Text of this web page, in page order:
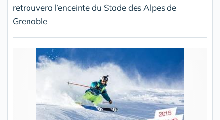
retrouvera l’enceinte du Stade des Alpes de
Grenoble